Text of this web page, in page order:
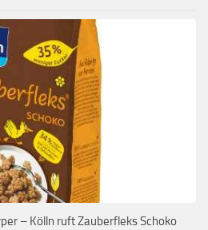
– Kölln ruft Zauberfleks Schoko